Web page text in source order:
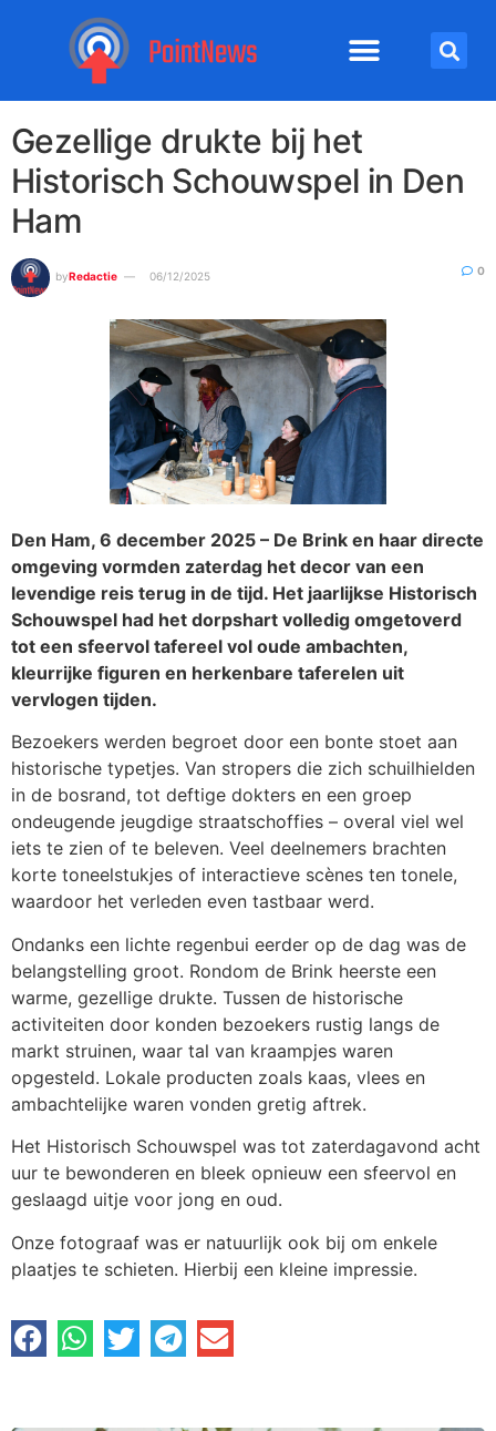
Gezellige drukte bij het
Historisch Schouwspel in Den
Ham
byRedactie 06/12/2025 0
Den Ham, 6 december 2025 – De Brink en haar directe
omgeving vormden zaterdag het decor van een
levendige reis terug in de tijd. Het jaarlijkse Historisch
Schouwspel had het dorpshart volledig omgetoverd
tot een sfeervol tafereel vol oude ambachten,
kleurrijke figuren en herkenbare taferelen uit
vervlogen tijden.
Bezoekers werden begroet door een bonte stoet aan
historische typetjes. Van stropers die zich schuilhielden
in de bosrand, tot deftige dokters en een groep
ondeugende jeugdige straatschoffies – overal viel wel
iets te zien of te beleven. Veel deelnemers brachten
korte toneelstukjes of interactieve scènes ten tonele,
waardoor het verleden even tastbaar werd.
Ondanks een lichte regenbui eerder op de dag was de
belangstelling groot. Rondom de Brink heerste een
warme, gezellige drukte. Tussen de historische
activiteiten door konden bezoekers rustig langs de
markt struinen, waar tal van kraampjes waren
opgesteld. Lokale producten zoals kaas, vlees en
ambachtelijke waren vonden gretig aftrek.
Het Historisch Schouwspel was tot zaterdagavond acht
uur te bewonderen en bleek opnieuw een sfeervol en
geslaagd uitje voor jong en oud.
Onze fotograaf was er natuurlijk ook bij om enkele
plaatjes te schieten. Hierbij een kleine impressie.